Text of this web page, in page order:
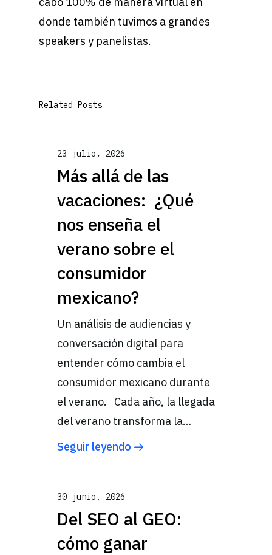
donde también tuvimos a grandes
speakers y panelistas.
Related Posts
23 julio, 2026
Más allá de las
vacaciones: ¿Qué
nos enseña el
verano sobre el
consumidor
mexicano?
Un análisis de audiencias y
conversación digital para
entender cómo cambia el
consumidor mexicano durante
el verano. Cada año, la llegada
del verano transforma la…
Seguir leyendo
30 junio, 2026
Del SEO al GEO:
cómo ganar